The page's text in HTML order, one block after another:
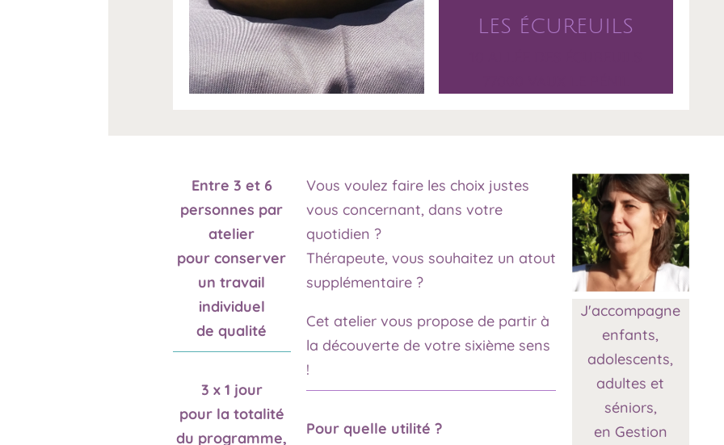
LES ÉCUREUILS
Entre 3 et 6
personnes par
atelier
pour conserver
un travail
individuel
de qualité
3 x 1 jour
pour la totalité
du programme,
Vous voulez faire les choix justes
vous concernant, dans votre
quotidien ?
Thérapeute, vous souhaitez un atout
supplémentaire ?
Cet atelier vous propose de partir à
la découverte de votre sixième sens
!
Pour quelle utilité ?
J'accompagne
enfants,
adolescents,
adultes et
séniors,
en Gestion